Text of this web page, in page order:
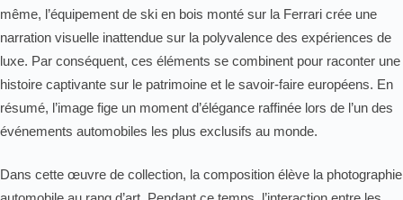
même, l’équipement de ski en bois monté sur la Ferrari crée une
narration visuelle inattendue sur la polyvalence des expériences de
luxe. Par conséquent, ces éléments se combinent pour raconter une
histoire captivante sur le patrimoine et le savoir-faire européens. En
résumé, l’image fige un moment d’élégance raffinée lors de l’un des
événements automobiles les plus exclusifs au monde.
Dans cette œuvre de collection, la composition élève la photographie